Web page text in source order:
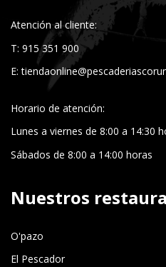
Atención al cliente:
T: 915 351 900
E:
Horario de atención:
Lunes a viernes de 8:00 a 14:30
Sábados de 8:00 a 14:00 horas
Nuestros
O'pazo
El Pescador